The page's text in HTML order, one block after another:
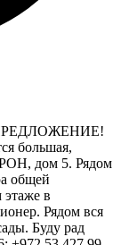
большая,
дом 5. Рядом
общей
в
Рядом вся
Буду рад